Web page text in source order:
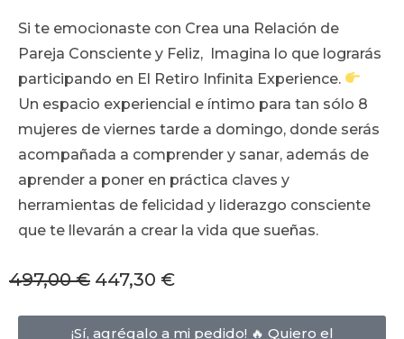
Si te emocionaste con Crea una Relación de
Pareja Consciente y Feliz, Imagina lo que lograrás
participando en El Retiro Infinita Experience.
Un espacio experiencial e íntimo para tan sólo 8
mujeres de viernes tarde a domingo, donde serás
acompañada a comprender y sanar, además de
aprender a poner en práctica claves y
herramientas de felicidad y liderazgo consciente
que te llevarán a crear la vida que sueñas.
497,00 € 447,30 €
¡Sí, agrégalo a mi pedido! 🔥 Quiero el